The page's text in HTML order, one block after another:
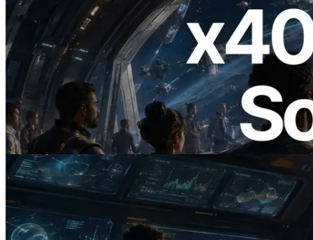
2026.07.04
ERPC 发布支持 x402 支付的 Solana RPC
— AI Agent 按需为 API 付费的时代开启
阅读此文章